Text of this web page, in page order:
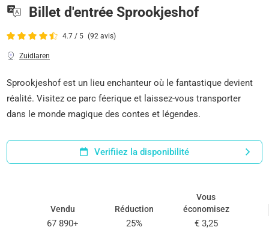
Billet d'entrée Sprookjeshof
4.7 / 5 (92 avis)
Zuidlaren
Sprookjeshof est un lieu enchanteur où le fantastique devient
réalité. Visitez ce parc féerique et laissez-vous transporter
dans le monde magique des contes et légendes.
Verifiiez la disponibilité
Vendu
67 890+
Réduction
25%
Vous
économisez
€ 3,25